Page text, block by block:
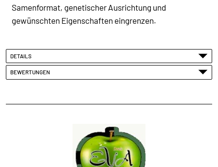
Samenformat, genetischer Ausrichtung und
gewünschten Eigenschaften eingrenzen.
DETAILS
BEWERTUNGEN